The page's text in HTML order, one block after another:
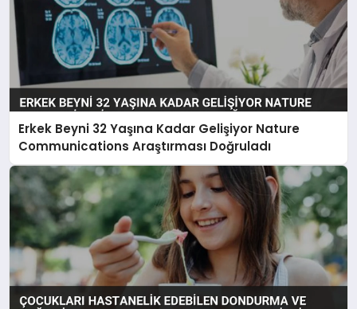
Erkek Beyni 32 Yaşına Kadar Gelişiyor Nature
Communications Araştırması Doğruladı